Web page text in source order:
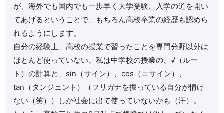
が、海外でも国内でも一歩早く大学受験、入学の道を開い
てあげるということで、もちろん高校卒業の経歴も認めら
れるようにします。
自分の経験上、高校の授業で習ったことを専門分野以外は
ほとんど使っていない、私は中学校の授業の、√（ルー
ト）の計算と、sin（サイン）、cos（コサイン）、
tan（タンジェント）（フリガナを振っている自分が情け
ない（笑））しか社会に出て使っていないかも（汗）。